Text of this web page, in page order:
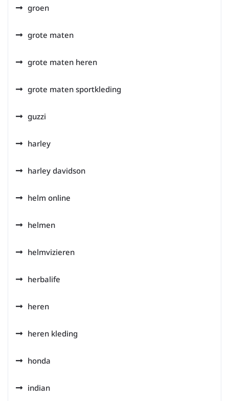
groen
grote maten
grote maten heren
grote maten sportkleding
guzzi
harley
harley davidson
helm online
helmen
helmvizieren
herbalife
heren
heren kleding
honda
indian